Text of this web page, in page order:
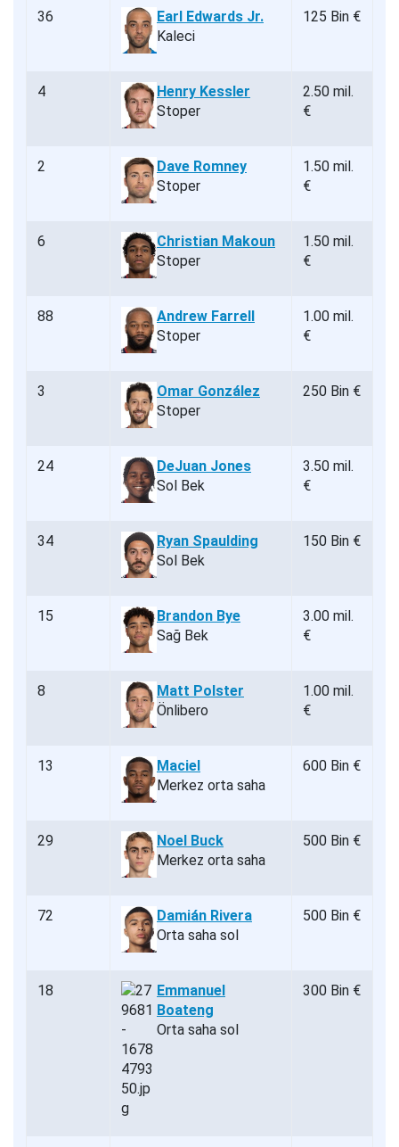
36
Earl Edwards Jr.
Kaleci
125 Bin €
4
Henry Kessler
Stoper
2.50 mil.
€
2
Dave Romney
Stoper
1.50 mil.
€
6
Christian Makoun
Stoper
1.50 mil.
€
88
Andrew Farrell
Stoper
1.00 mil.
€
3
Omar González
Stoper
250 Bin €
24
DeJuan Jones
Sol Bek
3.50 mil.
€
34
Ryan Spaulding
Sol Bek
150 Bin €
15
Brandon Bye
Sağ Bek
3.00 mil.
€
8
Matt Polster
Önlibero
1.00 mil.
€
13
Maciel
Merkez orta saha
600 Bin €
29
Noel Buck
Merkez orta saha
500 Bin €
72
Damián Rivera
Orta saha sol
500 Bin €
18
Emmanuel
Boateng
Orta saha sol
300 Bin €